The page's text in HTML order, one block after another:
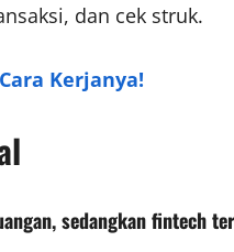
dan cek struk.
Kerjanya!
sedangkan fintech